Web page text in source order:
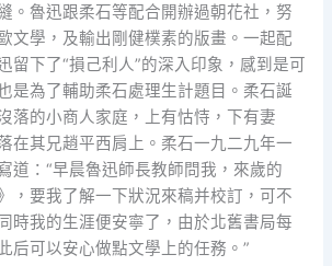
。魯迅跟柔石等配合開辦過朝花社，努
文學，及輸出剛健樸素的版畫。一起配
留下了“損己利人”的深入印象，感到是可
是為了輔助柔石處理生計題目。柔石誕
落的小商人家庭，上有怙恃，下有妻
在其兄趙平西肩上。柔石一九二九年一
道：“早晨魯迅師長教師問我，來歲的
，要我了解一下狀況來稿并校訂，可不
時我的生涯便安寧了，由於北舊書局每
后可以安心做點文學上的任務。”